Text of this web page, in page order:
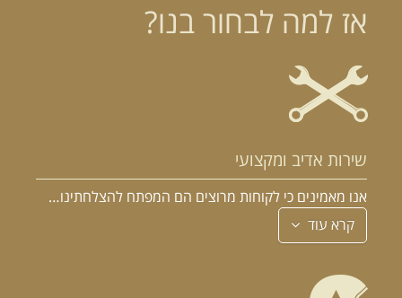
אז למה לבחור בנו?
שירות אדיב ומקצועי
אנו מאמינים כי לקוחות מרוצים הם המפתח להצלחתינו…
קרא עוד